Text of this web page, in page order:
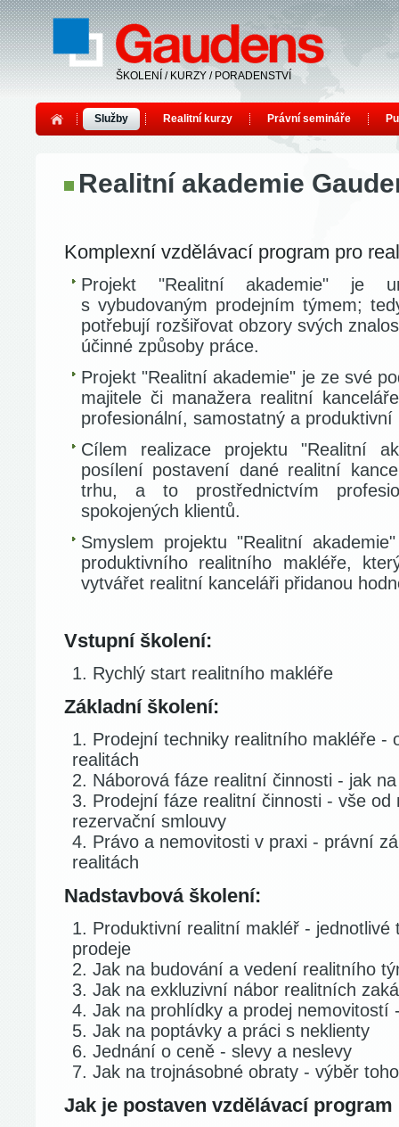
ŠKOLENÍ / KURZY / PORADENSTVÍ
Služby Realitní kurzy Právní semináře
Realitní akademie
Komplexní vzdělávací program pro
Projekt "Realitní akademie" je
s vybudovaným prodejním týmem;
potřebují rozšiřovat obzory svých
účinné způsoby práce.
Projekt "Realitní akademie" je ze své
majitele či manažera realitní
profesionální, samostatný a produktivní
Cílem realizace projektu "Realitní
posílení postavení dané realitní
trhu, a to prostřednictvím
spokojených klientů.
Smyslem projektu "Realitní
produktivního realitního makléře,
vytvářet realitní kanceláři přidanou
Vstupní školení:
Rychlý start realitního makléře
Základní školení:
Prodejní techniky realitního makléře -
realitách
Náborová fáze realitní činnosti - jak
Prodejní fáze realitní činnosti - vše od
rezervační smlouvy
Právo a nemovitosti v praxi - právní
realitách
Nadstavbová školení:
Produktivní realitní makléř -
prodeje
Jak na budování a vedení realitního
Jak na exkluzivní nábor realitních
Jak na prohlídky a prodej nemovitostí
Jak na poptávky a práci s neklienty
Jednání o ceně - slevy a neslevy
Jak na trojnásobné obraty - výběr
Jak je postaven vzdělávací